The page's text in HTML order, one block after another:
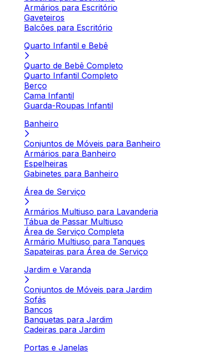
Armários para Escritório
Gaveteiros
Balcões para Escritório
Quarto Infantil e Bebê
Quarto de Bebê Completo
Quarto Infantil Completo
Berço
Cama Infantil
Guarda-Roupas Infantil
Banheiro
Conjuntos de Móveis para Banheiro
Armários para Banheiro
Espelheiras
Gabinetes para Banheiro
Área de Serviço
Armários Multiuso para Lavanderia
Tábua de Passar Multiuso
Área de Serviço Completa
Armário Multiuso para Tanques
Sapateiras para Área de Serviço
Jardim e Varanda
Conjuntos de Móveis para Jardim
Sofás
Bancos
Banquetas para Jardim
Cadeiras para Jardim
Portas e Janelas